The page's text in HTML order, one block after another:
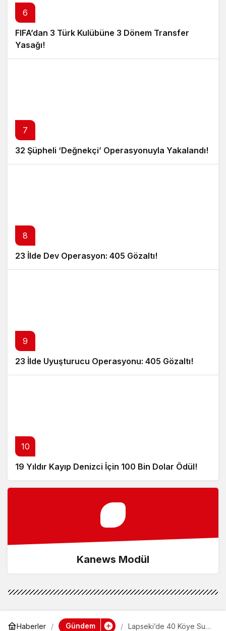
6
FIFA’dan 3 Türk Kulübüne 3 Dönem Transfer
Yasağı!
7
32 Şüpheli ‘Değnekçi’ Operasyonuyla Yakalandı!
8
23 İlde Dev Operasyon: 405 Gözaltı!
9
23 İlde Uyuşturucu Operasyonu: 405 Gözaltı!
10
19 Yıldır Kayıp Denizci İçin 100 Bin Dolar Ödül!
Kanews Modül
Haberler Gündem
Lapseki’de 40 Köye Su